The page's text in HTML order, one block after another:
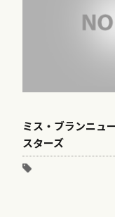
ミス・ブランニュ
スターズ